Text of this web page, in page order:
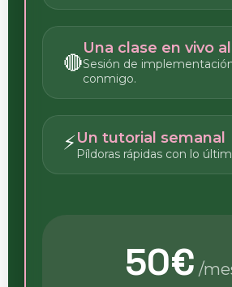
🔴
Una clase en vivo
Sesión de
conmigo.
⚡Un tutorial semanal
Píldoras rápidas con lo
50€ /